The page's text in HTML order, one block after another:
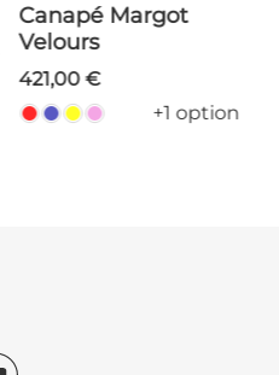
Canapé Margot
Velours
421,00 €
+1 option